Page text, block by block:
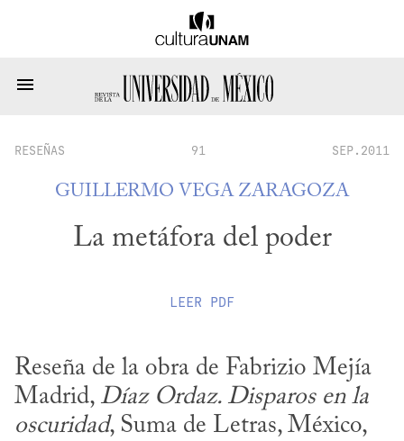
RESEÑAS 91 SEP.2011
GUILLERMO VEGA ZARAGOZA
La metáfora del poder
LEER PDF
Reseña de la obra de Fabrizio Mejía
Madrid, Díaz Ordaz. Disparos en la
oscuridad, Suma de Letras, México,